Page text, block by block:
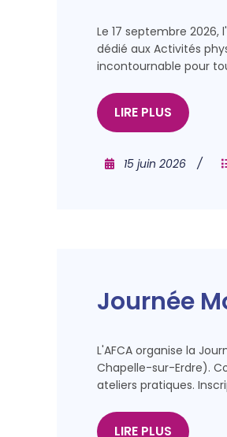
Le 17 septembre
dédié aux Activités
incontournable pour
LIRE PLUS
15 juin 2026
Journée
L'AFCA organise la
Chapelle-sur-Erdre).
ateliers pratiques.
LIRE PLUS